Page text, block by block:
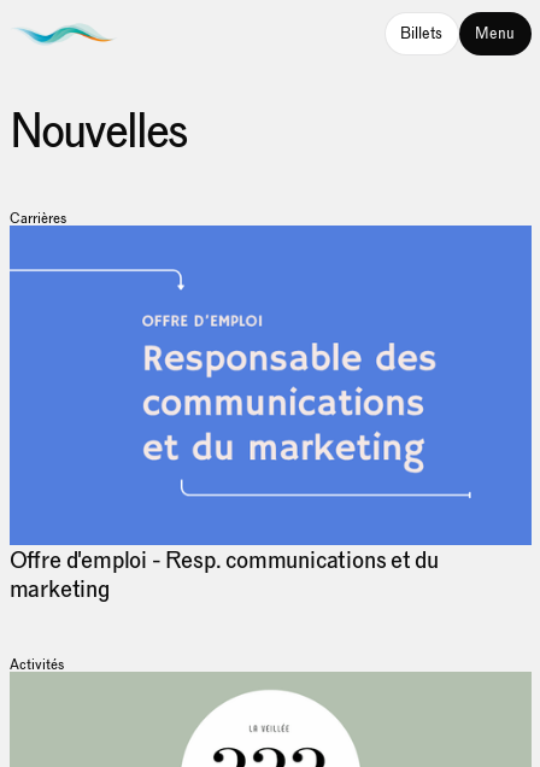
Billets Menu
Nouvelles
Carrières
Offre d'emploi - Resp. communications et du
marketing
Activités